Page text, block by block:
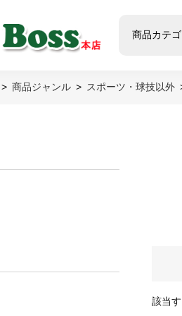
商品カテゴ
商品ジャンル スポーツ・球技以外
該当